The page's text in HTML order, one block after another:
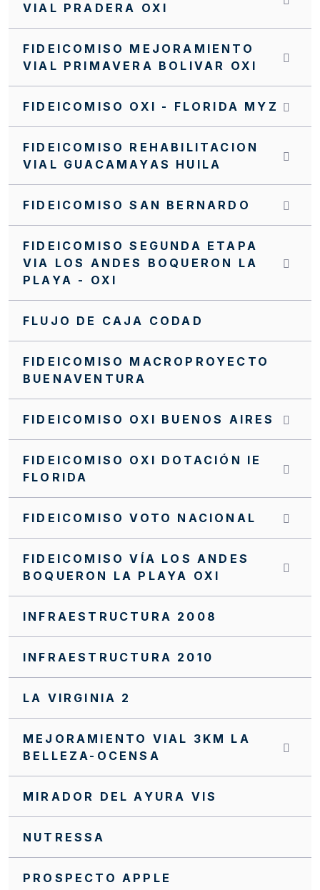
VIAL PRADERA OXI
FIDEICOMISO MEJORAMIENTO
VIAL PRIMAVERA BOLIVAR OXI
FIDEICOMISO OXI - FLORIDA MYZ
FIDEICOMISO REHABILITACION
VIAL GUACAMAYAS HUILA
FIDEICOMISO SAN BERNARDO
FIDEICOMISO SEGUNDA ETAPA
VIA LOS ANDES BOQUERON LA
PLAYA - OXI
FLUJO DE CAJA CODAD
FIDEICOMISO MACROPROYECTO
BUENAVENTURA
FIDEICOMISO OXI BUENOS AIRES
FIDEICOMISO OXI DOTACIÓN IE
FLORIDA
FIDEICOMISO VOTO NACIONAL
FIDEICOMISO VÍA LOS ANDES
BOQUERON LA PLAYA OXI
INFRAESTRUCTURA 2008
INFRAESTRUCTURA 2010
LA VIRGINIA 2
MEJORAMIENTO VIAL 3KM LA
BELLEZA-OCENSA
MIRADOR DEL AYURA VIS
NUTRESSA
PROSPECTO APPLE